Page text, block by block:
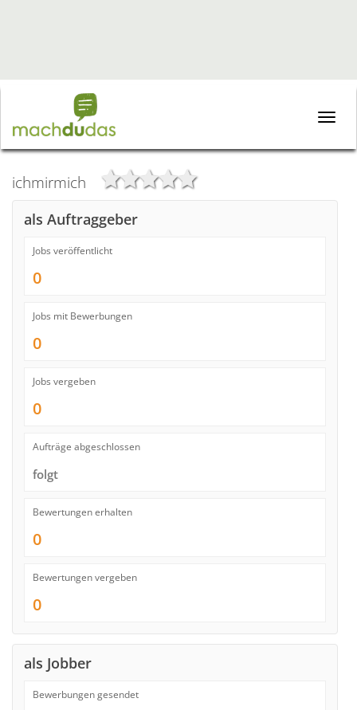
Toggle
ichmirmich
als Auftraggeber
Jobs veröffentlicht
0
Jobs mit Bewerbungen
0
Jobs vergeben
0
Aufträge abgeschlossen
folgt
Bewertungen erhalten
0
Bewertungen vergeben
0
als Jobber
Bewerbungen gesendet